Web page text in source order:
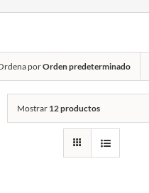
porOrden predeterminado
Mostrar 12 productos